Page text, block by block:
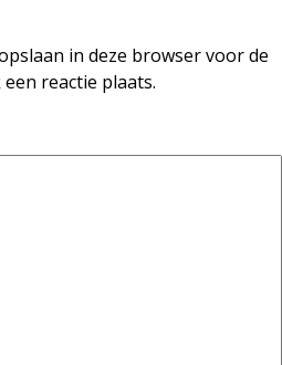
in deze browser voor de
reactie plaats.